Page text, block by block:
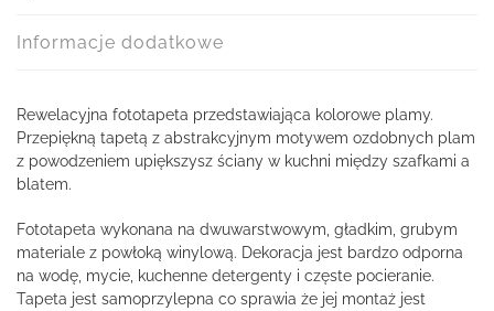
Informacje dodatkowe
Rewelacyjna fototapeta przedstawiająca kolorowe plamy.
Przepiękną tapetą z abstrakcyjnym motywem ozdobnych plam
z powodzeniem upiększysz ściany w kuchni między szafkami a
blatem.
Fototapeta wykonana na dwuwarstwowym, gładkim, grubym
materiale z powłoką winylową. Dekoracja jest bardzo odporna
na wodę, mycie, kuchenne detergenty i częste pocieranie.
Tapeta jest samoprzylepna co sprawia że jej montaż jest